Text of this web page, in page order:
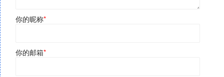
你的昵称*
你的邮箱*